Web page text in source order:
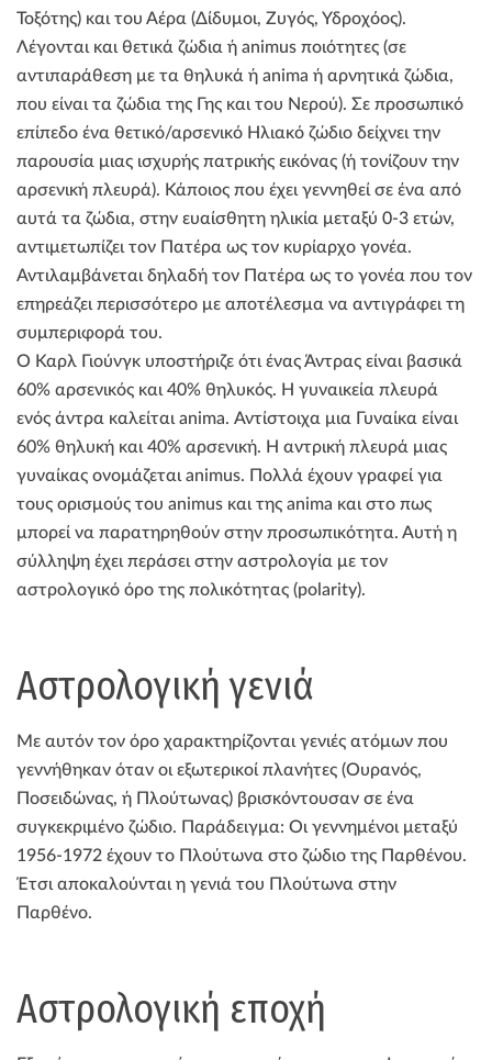
Τοξότης) και του Αέρα (Δίδυμοι, Ζυγός, Υδροχόος).
Λέγονται και θετικά ζώδια ή animus ποιότητες (σε
αντιπαράθεση με τα θηλυκά ή anima ή αρνητικά ζώδια,
που είναι τα ζώδια της Γης και του Νερού). Σε προσωπικό
επίπεδο ένα θετικό/αρσενικό Ηλιακό ζώδιο δείχνει την
παρουσία μιας ισχυρής πατρικής εικόνας (ή τονίζουν την
αρσενική πλευρά). Κάποιος που έχει γεννηθεί σε ένα από
αυτά τα ζώδια, στην ευαίσθητη ηλικία μεταξύ 0-3 ετών,
αντιμετωπίζει τον Πατέρα ως τον κυρίαρχο γονέα.
Αντιλαμβάνεται δηλαδή τον Πατέρα ως το γονέα που τον
επηρεάζει περισσότερο με αποτέλεσμα να αντιγράφει τη
συμπεριφορά του.
Ο Καρλ Γιούνγκ υποστήριζε ότι ένας Άντρας είναι βασικά
60% αρσενικός και 40% θηλυκός. Η γυναικεία πλευρά
ενός άντρα καλείται anima. Αντίστοιχα μια Γυναίκα είναι
60% θηλυκή και 40% αρσενική. Η αντρική πλευρά μιας
γυναίκας ονομάζεται animus. Πολλά έχουν γραφεί για
τους ορισμούς του animus και της anima και στο πως
μπορεί να παρατηρηθούν στην προσωπικότητα. Αυτή η
σύλληψη έχει περάσει στην αστρολογία με τον
αστρολογικό όρο της πολικότητας (polarity).
Αστρολογική γενιά
Με αυτόν τον όρο χαρακτηρίζονται γενιές ατόμων που
γεννήθηκαν όταν οι εξωτερικοί πλανήτες (Ουρανός,
Ποσειδώνας, ή Πλούτωνας) βρισκόντουσαν σε ένα
συγκεκριμένο ζώδιο. Παράδειγμα: Οι γεννημένοι μεταξύ
1956-1972 έχουν το Πλούτωνα στο ζώδιο της Παρθένου.
Έτσι αποκαλούνται η γενιά του Πλούτωνα στην
Παρθένο.
Αστρολογική εποχή